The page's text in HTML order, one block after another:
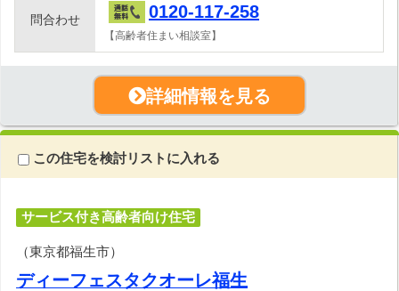
問合わせ 0120-117-258
【高齢者住まい相談室】
詳細情報を見る
この住宅を検討リストに入れる
サービス付き高齢者向け住宅
（東京都福生市）
ディーフェスタクオーレ福生